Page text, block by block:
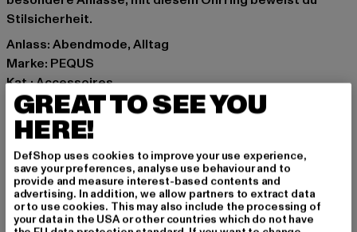
Stilsicherheit.
Anlass: Abendmode, Alltag
Marke: PEQUS
Kat.: Accessoires
Farbe: silberfarben
Hersteller Farbe: silver
Materialzusammensetzung: 100% Rostfreier Stahl
Art.Nr: PD00004622-00473
Hersteller: Urban Styles Agency GmbH & Co. KG |
agentur@urbanstylesagency.com
GREAT TO SEE YOU
HERE!
DefShop uses cookies to improve your use experience,
save your preferences, analyse use behaviour and to
provide and measure interest-based contents and
advertising. In addition, we allow partners to extract data
or to use cookies. This may also include the processing of
your data in the USA or other countries which do not have